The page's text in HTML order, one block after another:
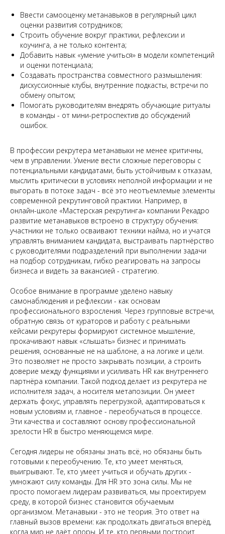
Ввести самооценку метанавыков в регулярный цикл
оценки развития сотрудников;
Строить обучение вокруг практики, рефлексии и
коучинга, а не только контента;
Добавить навык «умение учиться» в модели компетенций
и оценки потенциала;
Создавать пространства совместного размышления:
дискуссионные клубы, внутренние подкасты, встречи по
обмену опытом;
Помогать руководителям внедрять обучающие ритуалы
в команды - от мини-ретроспектив до обсуждений
ошибок.
В профессии рекрутера метанавыки не менее критичны,
чем в управлении. Умение вести сложные переговоры с
потенциальными кандидатами, быть устойчивым к отказам,
мыслить критически в условиях неполной информации и не
выгорать в потоке задач - всё это неотъемлемые элементы
современной рекрутинговой практики. Например, в
онлайн-школе «Мастерская рекрутинга» компании Рекадро
развитие метанавыков встроено в структуру обучения:
участники не только осваивают техники найма, но и учатся
управлять вниманием кандидата, выстраивать партнёрство
с руководителями подразделений при выполнении задачи
на подбор сотрудникам, гибко реагировать на запросы
бизнеса и видеть за вакансией - стратегию.
Особое внимание в программе уделено навыку
самонаблюдения и рефлексии - как основам
профессионального взросления. Через групповые встречи,
обратную связь от кураторов и работу с реальными
кейсами рекрутеры формируют системное мышление,
прокачивают навык «слышать» бизнес и принимать
решения, основанные не на шаблоне, а на логике и цели.
Это позволяет не просто закрывать позиции, а строить
доверие между функциями и усиливать HR как внутреннего
партнёра компании. Такой подход делает из рекрутера не
исполнителя задач, а носителя метапозиции. Он умеет
держать фокус, управлять перегрузкой, адаптироваться к
новым условиям и, главное - переобучаться в процессе.
Эти качества и составляют основу профессиональной
зрелости HR в быстро меняющемся мире.
Сегодня лидеры не обязаны знать всё, но обязаны быть
готовыми к переобучению. Те, кто умеет меняться,
выигрывают. Те, кто умеет учиться и обучать других -
умножают силу команды. Для HR это зона силы. Мы не
просто помогаем лидерам развиваться, мы проектируем
среду, в которой бизнес становится обучаемым
организмом. Метанавыки - это не теория. Это ответ на
главный вызов времени: как продолжать двигаться вперёд,
когда мир не даёт опоры. И те, кто первыми построит